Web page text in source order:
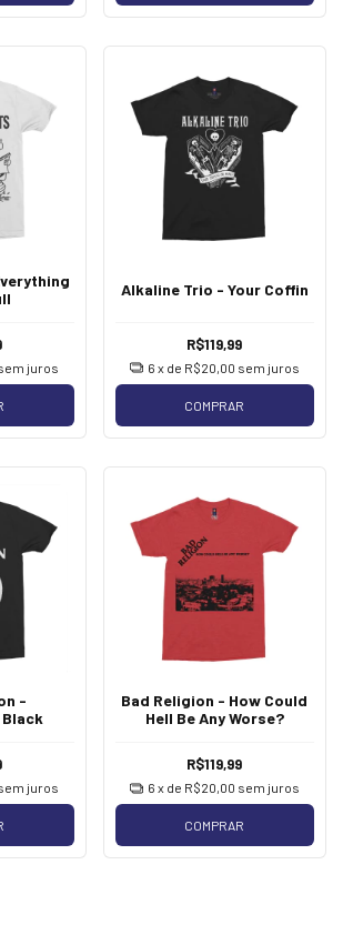
juros
Alkaline Trio - Your Coffin
R$119,99
6 x de R$20,00 sem juros
COMPRAR
-
juros
Bad Religion - How Could
Hell Be Any Worse?
R$119,99
6 x de R$20,00 sem juros
COMPRAR